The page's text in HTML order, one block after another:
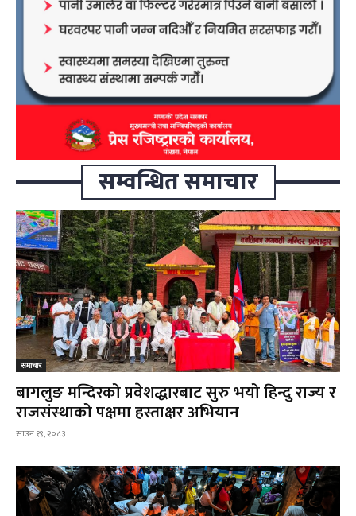
सम्वन्धित समाचार
समाचार
बागलुङ मन्दिरको प्रवेशद्धारबाट सुरु भयो हिन्दु राज्य र
राजसंस्थाको पक्षमा हस्ताक्षर अभियान
साउन १९, २०८३